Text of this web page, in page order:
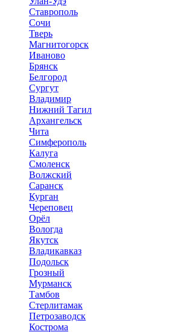
Ставрополь
Сочи
Тверь
Магнитогорск
Иваново
Брянск
Белгород
Сургут
Владимир
Нижний Тагил
Архангельск
Чита
Симферополь
Калуга
Смоленск
Волжский
Саранск
Курган
Череповец
Орёл
Вологда
Якутск
Владикавказ
Подольск
Грозный
Мурманск
Тамбов
Стерлитамак
Петрозаводск
Кострома